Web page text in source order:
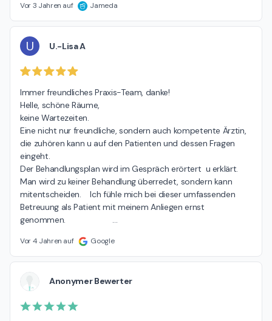
Vor 3 Jahren auf Jameda
U U.-Lisa A
Immer freundliches Praxis-Team, danke!
Helle, schöne Räume,
keine Wartezeiten.
Eine nicht nur freundliche, sondern auch kompetente Ärztin,
die zuhören kann u auf den Patienten und dessen Fragen
eingeht.
Der Behandlungsplan wird im Gespräch erörtert  u erklärt.
Man wird zu keiner Behandlung überredet, sondern kann
mitentscheiden.    Ich fühle mich bei dieser umfassenden
Betreuung als Patient mit meinem Anliegen ernst
genommen. …
Vor 4 Jahren auf Google
Anonymer Bewerter